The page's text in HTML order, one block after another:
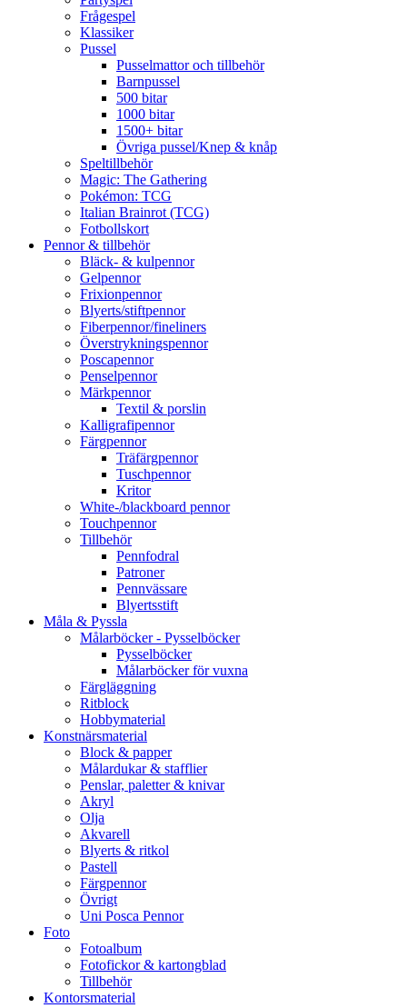
Frågespel
Klassiker
Pussel
Pusselmattor och tillbehör
Barnpussel
500 bitar
1000 bitar
1500+ bitar
Övriga pussel/Knep & knåp
Speltillbehör
Magic: The Gathering
Pokémon: TCG
Italian Brainrot (TCG)
Fotbollskort
Pennor & tillbehör
Bläck- & kulpennor
Gelpennor
Frixionpennor
Blyerts/stiftpennor
Fiberpennor/fineliners
Överstrykningspennor
Poscapennor
Penselpennor
Märkpennor
Textil & porslin
Kalligrafipennor
Färgpennor
Träfärgpennor
Tuschpennor
Kritor
White-/blackboard pennor
Touchpennor
Tillbehör
Pennfodral
Patroner
Pennvässare
Blyertsstift
Måla & Pyssla
Målarböcker - Pysselböcker
Pysselböcker
Målarböcker för vuxna
Färgläggning
Ritblock
Hobbymaterial
Konstnärsmaterial
Block & papper
Målardukar & stafflier
Penslar, paletter & knivar
Akryl
Olja
Akvarell
Blyerts & ritkol
Pastell
Färgpennor
Övrigt
Uni Posca Pennor
Foto
Fotoalbum
Fotofickor & kartongblad
Tillbehör
Kontorsmaterial